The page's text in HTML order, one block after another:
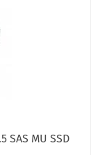
SAS MU SSD